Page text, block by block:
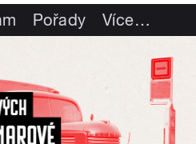
Pořady Více…